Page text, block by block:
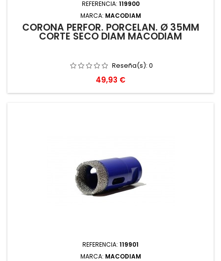
REFERENCIA: 119900
MARCA: MACODIAM
CORONA PERFOR. PORCELAN. Ø 35MM
CORTE SECO DIAM MACODIAM
Reseña(s): 0
Precio
49,93 €
REFERENCIA: 119901
MARCA: MACODIAM